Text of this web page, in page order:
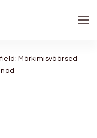
Märkimisväärsed